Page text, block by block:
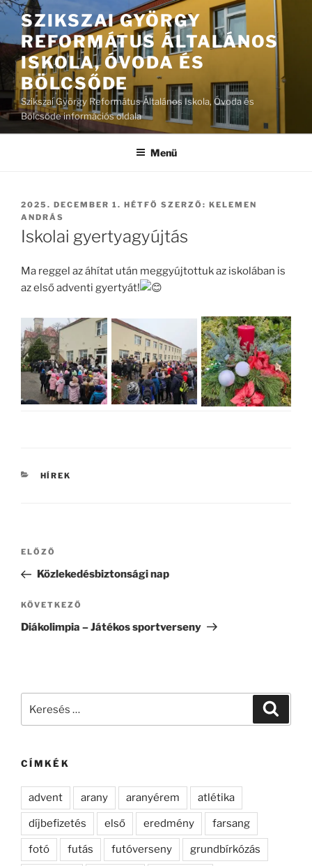
Tartalomhoz
SZIKSZAI GYÖRGY
REFORMÁTUS ÁLTALÁNOS
ISKOLA, ÓVODA ÉS
BÖLCSŐDE
Szikszai György Református Általános Iskola, Óvoda és
Bölcsőde információs oldala
Menü
BEKÜLDVE:
2025. DECEMBER 1. HÉTFŐ SZERZŐ: KELEMEN
ANDRÁS
Iskolai gyertyagyújtás
Ma reggel az áhítat után meggyújtottuk az iskolában is
az első adventi gyertyát!
KATEGÓRIÁK
HÍREK
Bejegyzés
Korábbi
bejegyzés
ELŐZŐ
Közlekedésbiztonsági nap
Következő
bejegyzés
KÖVETKEZŐ
Diákolimpia – Játékos sportverseny
CÍMKÉK
advent arany aranyérem atlétika
díjbefizetés első eredmény farsang
fotó futás futóverseny grundbírkózás